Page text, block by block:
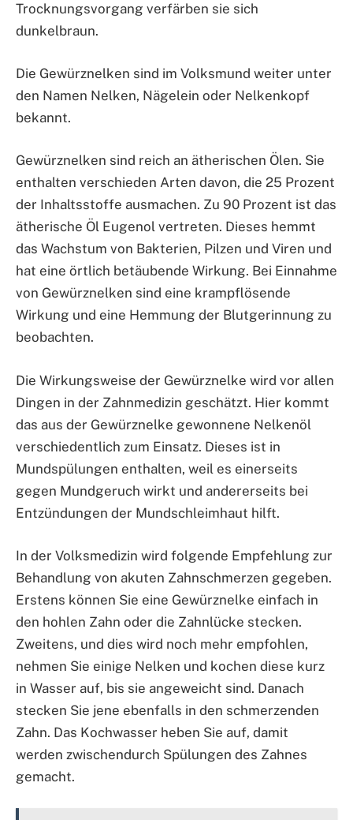
Trocknungsvorgang verfärben sie sich
dunkelbraun.
Die Gewürznelken sind im Volksmund weiter unter
den Namen Nelken, Nägelein oder Nelkenkopf
bekannt.
Gewürznelken sind reich an ätherischen Ölen. Sie
enthalten verschieden Arten davon, die 25 Prozent
der Inhaltsstoffe ausmachen. Zu 90 Prozent ist das
ätherische Öl Eugenol vertreten. Dieses hemmt
das Wachstum von Bakterien, Pilzen und Viren und
hat eine örtlich betäubende Wirkung. Bei Einnahme
von Gewürznelken sind eine krampflösende
Wirkung und eine Hemmung der Blutgerinnung zu
beobachten.
Die Wirkungsweise der Gewürznelke wird vor allen
Dingen in der Zahnmedizin geschätzt. Hier kommt
das aus der Gewürznelke gewonnene Nelkenöl
verschiedentlich zum Einsatz. Dieses ist in
Mundspülungen enthalten, weil es einerseits
gegen Mundgeruch wirkt und andererseits bei
Entzündungen der Mundschleimhaut hilft.
In der Volksmedizin wird folgende Empfehlung zur
Behandlung von akuten Zahnschmerzen gegeben.
Erstens können Sie eine Gewürznelke einfach in
den hohlen Zahn oder die Zahnlücke stecken.
Zweitens, und dies wird noch mehr empfohlen,
nehmen Sie einige Nelken und kochen diese kurz
in Wasser auf, bis sie angeweicht sind. Danach
stecken Sie jene ebenfalls in den schmerzenden
Zahn. Das Kochwasser heben Sie auf, damit
werden zwischendurch Spülungen des Zahnes
gemacht.